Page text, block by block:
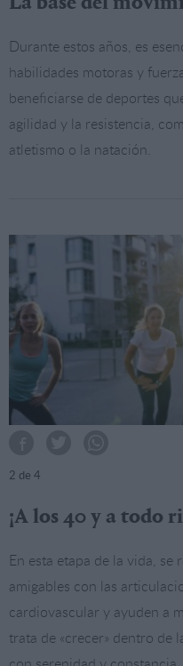
Durante estos años, es
habilidades motoras y
beneficiarse de deportes
agilidad y la resistencia,
atletismo o la natación.
2 de 4
¡A los 40 y a todo
En esta etapa de la vida,
amigables con las
cardiovascular y ayuden a
trata de «crecer» dentro de